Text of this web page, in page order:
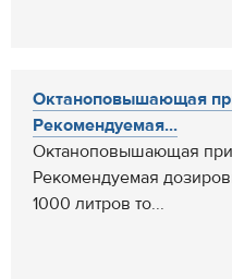
Октаноповышающая
Рекомендуемая...
Октаноповышающая
Рекомендуемая
1000 литров то...